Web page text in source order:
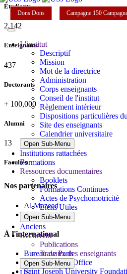
Dons Dons Campagne 150
L'institut
Descriptif
Mission
Mot de la directrice
Administration
Corps enseignants
Conseil de l'institut
Règlement intérieur
Dispositions particulières
Site des enseignants
Calendrier universitaire
Open Sub-Menu
Institutions rattachées
Formations
Ressources documentaires
Booklets
Formations Continues
Actes de Psychomotricité
Liens Utiles
Open Sub-Menu
Anciens
Recherche
Publications
Travaux des enseignants
Open Sub-Menu
Étudiants
2,142
Enseignants
437
Doctorants
+ 100,000
Alumni
13
Facultés
Nos partenaires
Al Mazeed
Lamsa
À l'international
Bureau de Paris
North America Office
Saint Joseph University